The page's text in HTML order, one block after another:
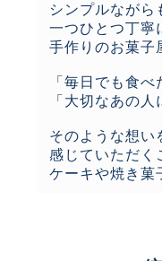
シンプルながら
一つひとつ丁寧
手作りのお菓子
「毎日でも食べ
「大切なあの
そのような想い
感じていただく
ケーキや焼き菓